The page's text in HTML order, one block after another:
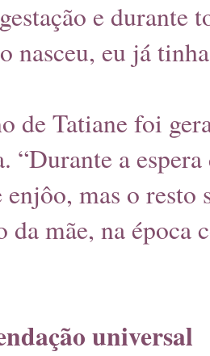
e durante
nasceu, eu já
de Tatiane foi
“Durante a
mas o resto
da mãe, na época
universal